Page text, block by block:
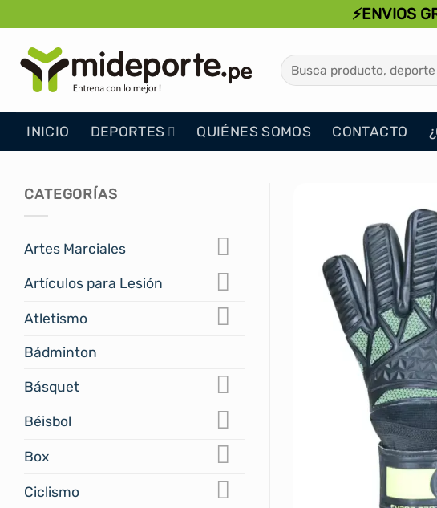
al
contenido
⚡ENVIOS
Buscar
por:
INICIO DEPORTES QUIÉNES SOMOS CONTACTO
CATEGORÍAS
Artes Marciales
Artículos para Lesión
Atletismo
Bádminton
Básquet
Béisbol
Box
Ciclismo